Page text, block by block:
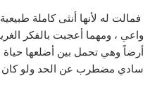
فمالت له لأنها أنثى كاملة
واعي ، ومهما أعجبت بالفكر
أرضاً وهي تحمل بين أضلعها
سادي مضطرب عن الحد ولو